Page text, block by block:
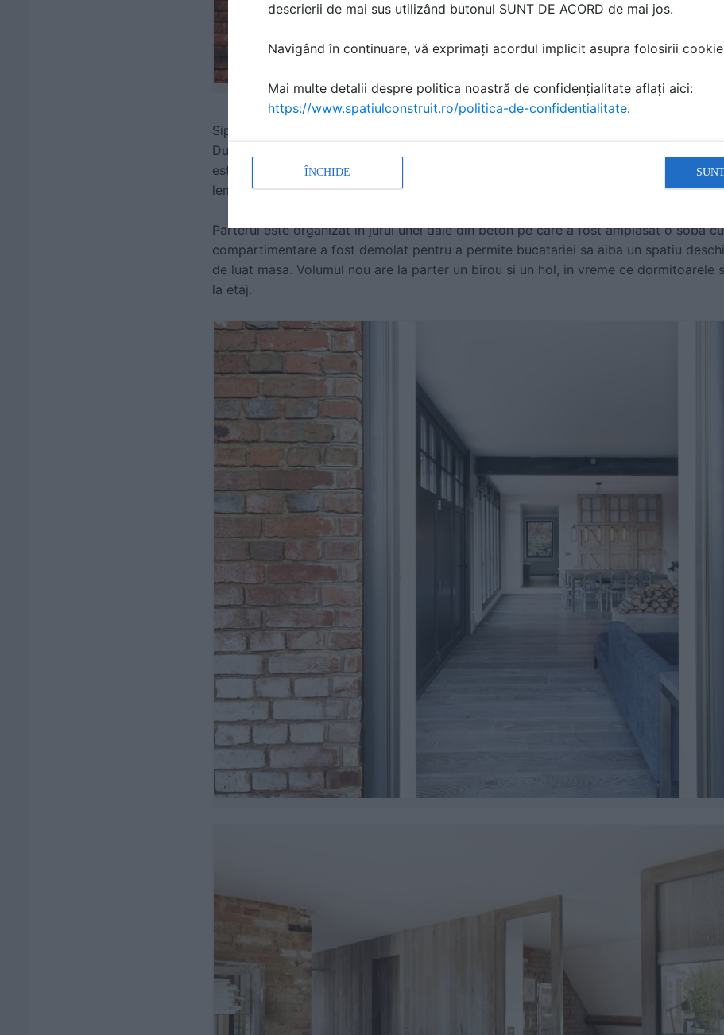
Sipci din lemn masiv de stejar alcatuiesc pardoselile, finiseaza peretii din zona scarii
Dulapurile de bucatarie au fost realizate dintr-un material asemanator, completat
este folosita ca zona de bar. Peretii sunt vopsiti in alb astfel ca reflecta lumina si pun
lemnului natural, creand o atmosfera calma si primitoare.
Parterul este organizat in jurul unei dale din beton pe care a fost amplasat o soba
compartimentare a fost demolat pentru a permite bucatariei sa aiba un spatiu
de luat masa. Volumul nou are la parter un birou si un hol, in vreme ce dormitoarele
la etaj.
descrierii de mai sus utilizând butonul SUNT DE ACORD de mai jos.
Navigând în continuare, vă exprimați acordul implicit asupra folosirii
Mai multe detalii despre politica noastră de confidențialitate aflați aici:
https://www.spatiulconstruit.ro/politica-de-confidentialitate.
ÎNCHIDE